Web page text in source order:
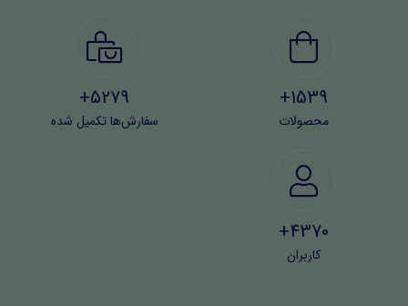
1539+
محصولات
5279+
سفارش‌ها تکمیل شده
4370+
کاربران